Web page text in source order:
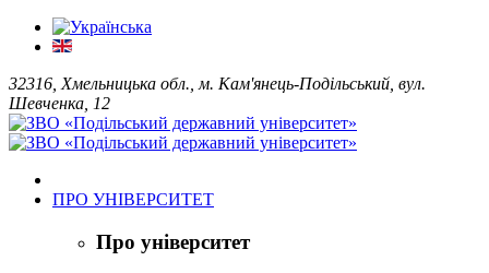
32316, Хмельницька обл., м. Кам'янець-Подільський, вул.
Шевченка, 12
ПРО УНІВЕРСИТЕТ
Про університет